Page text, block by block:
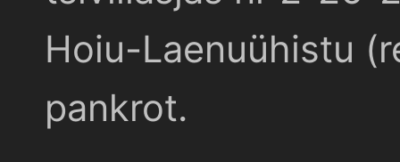
Hoiu-Laenuühistu
pankrot.